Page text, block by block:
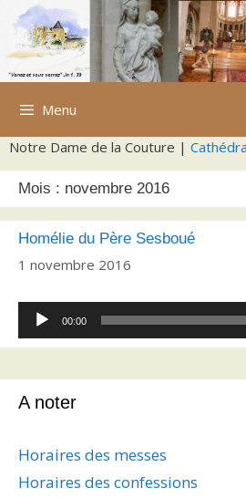
Aller
contenu
Menu
Notre Dame de la Couture |
Mois : novembre 2016
Homélie du Père Sesboué
1 novembre 2016
Lecteur
audio
00:00
A noter
Horaires des messes
Horaires des confessions